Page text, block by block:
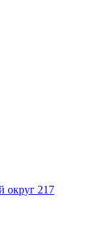
округ 217